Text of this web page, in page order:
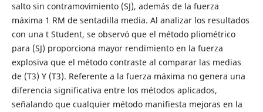
salto sin contramovimiento (SJ), además de la fuerza
máxima 1 RM de sentadilla media. Al analizar los resultados
con una t Student, se observó que el método pliométrico
para (SJ) proporciona mayor rendimiento en la fuerza
explosiva que el método contraste al comparar las medias
de (T3) Y (T3). Referente a la fuerza máxima no genera una
diferencia significativa entre los métodos aplicados,
señalando que cualquier método manifiesta mejoras en la